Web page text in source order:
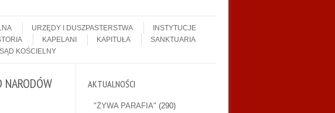
URZĘDY I DUSZPASTERSTWA
INSTYTUCJE
KAPELANI KAPITUŁA
SANKTUARIA
SĄD KOŚCIELNY
NARODÓW
AKTUALNOŚCI
"ŻYWA PARAFIA" (290)